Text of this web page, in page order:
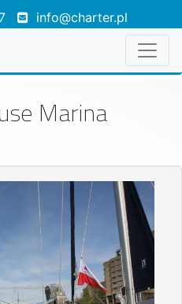
info@charter.pl
Marina